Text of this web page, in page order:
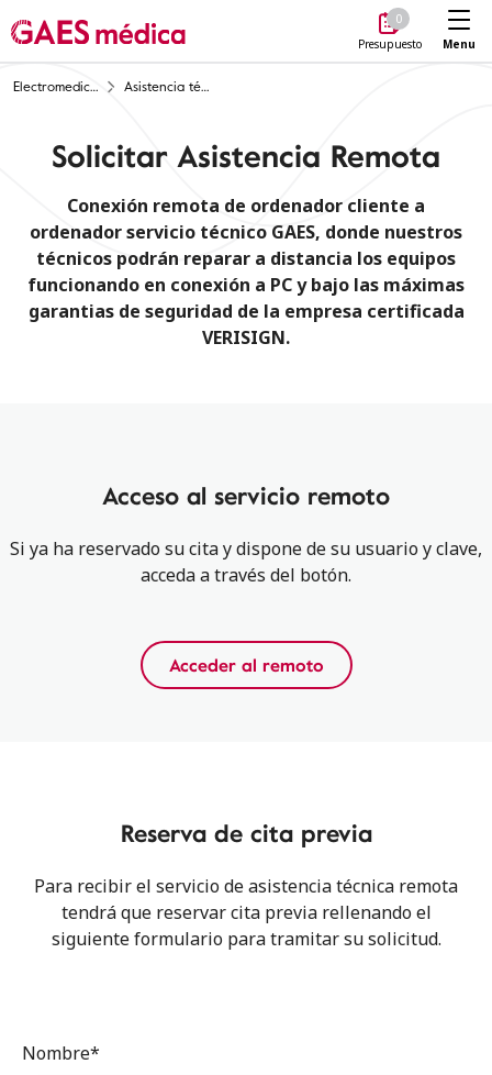
0
Presupuesto Menu
Electromedicina Asistencia técnica remota
Solicitar Asistencia Remota
Conexión remota de ordenador cliente a
ordenador servicio técnico GAES, donde nuestros
técnicos podrán reparar a distancia los equipos
funcionando en conexión a PC y bajo las máximas
garantias de seguridad de la empresa certificada
VERISIGN.
Acceso al servicio remoto
Si ya ha reservado su cita y dispone de su usuario y clave,
acceda a través del botón.
Acceder al remoto
Reserva de cita previa
Para recibir el servicio de asistencia técnica remota
tendrá que reservar cita previa rellenando el
siguiente formulario para tramitar su solicitud.
Nombre*